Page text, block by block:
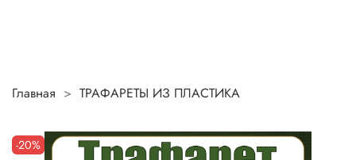
Главная ТРАФАРЕТЫ ИЗ ПЛАСТИКА
-20%